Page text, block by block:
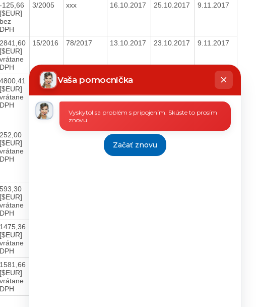
-125,66
[$EUR]
bez
DPH
3/2005 xxx 16.10.2017 25.10.2017 9.11.2017
2841,60
[$EUR]
vrátane
DPH
15/2016 78/2017 13.10.2017 23.10.2017 9.11.2017
4800,41
[$EUR]
vrátane
DPH
13/2016 xxx 16.10.2017 9.11.2017
252,00
[$EUR]
vrátane
DPH
16.10.2017 23.10.2017
593,30
[$EUR]
vrátane
DPH
1475,36
[$EUR]
vrátane
DPH
1581,66
[$EUR]
vrátane
DPH
Vaša pomocníčka
Chatbot
píše
Vyskytol sa problém s pripojením. Skúste to prosím
znovu.
Začať znovu